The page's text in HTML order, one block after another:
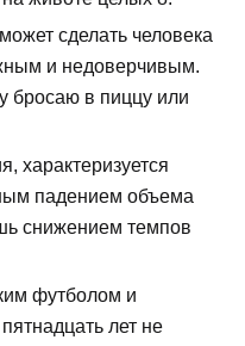
сделать человека
и недоверчивым.
бросаю в пиццу или
характеризуется
падением объема
снижением темпов
футболом и
лет не